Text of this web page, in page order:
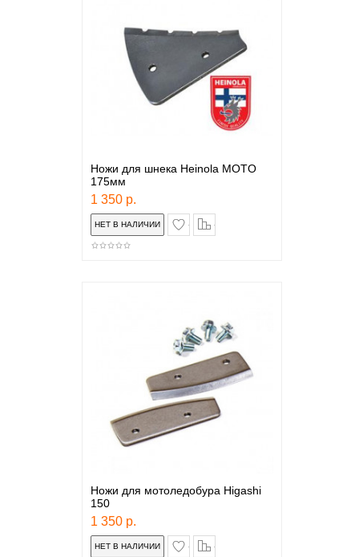
Ножи для шнека Heinola MOTO
175мм
1 350 р.
в закладки
Ножи для мотоледобура Higashi
150
1 350 р.
в закладки